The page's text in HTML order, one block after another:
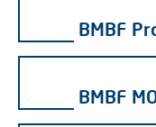
BMBF
BMBF